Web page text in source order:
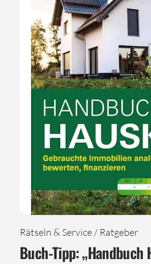
Rätseln & Service / Ratgeber
Buch-Tipp: „Handbuch